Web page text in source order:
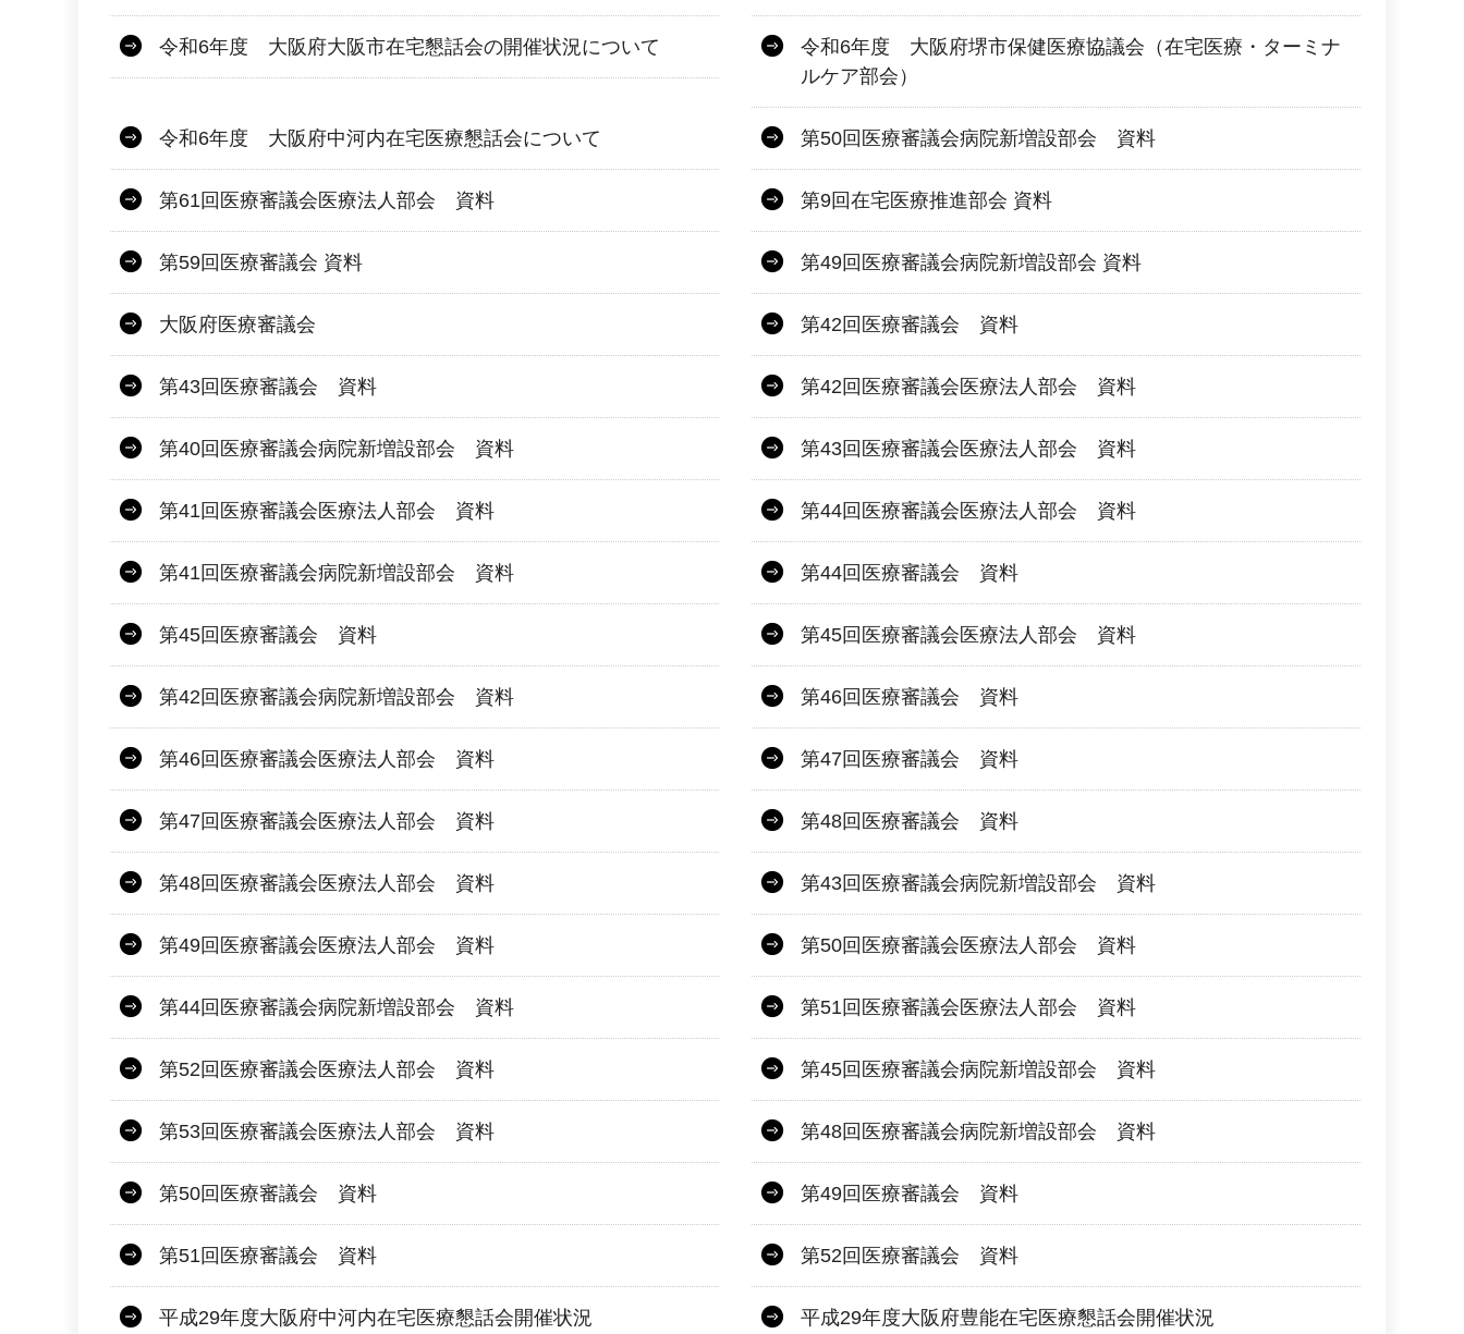
令和6年度 大阪府大阪市在宅懇話会の開催状況について
令和6年度 大阪府堺市保健医療協議会（在宅医療・ターミナ
ルケア部会）
令和6年度 大阪府中河内在宅医療懇話会について 第50回医療審議会病院新増設部会 資料
第61回医療審議会医療法人部会 資料 第9回在宅医療推進部会 資料
第59回医療審議会 資料 第49回医療審議会病院新増設部会 資料
大阪府医療審議会 第42回医療審議会 資料
第43回医療審議会 資料 第42回医療審議会医療法人部会 資料
第40回医療審議会病院新増設部会 資料 第43回医療審議会医療法人部会 資料
第41回医療審議会医療法人部会 資料 第44回医療審議会医療法人部会 資料
第41回医療審議会病院新増設部会 資料 第44回医療審議会 資料
第45回医療審議会 資料 第45回医療審議会医療法人部会 資料
第42回医療審議会病院新増設部会 資料 第46回医療審議会 資料
第46回医療審議会医療法人部会 資料 第47回医療審議会 資料
第47回医療審議会医療法人部会 資料 第48回医療審議会 資料
第48回医療審議会医療法人部会 資料 第43回医療審議会病院新増設部会 資料
第49回医療審議会医療法人部会 資料 第50回医療審議会医療法人部会 資料
第44回医療審議会病院新増設部会 資料 第51回医療審議会医療法人部会 資料
第52回医療審議会医療法人部会 資料 第45回医療審議会病院新増設部会 資料
第53回医療審議会医療法人部会 資料 第48回医療審議会病院新増設部会 資料
第50回医療審議会 資料 第49回医療審議会 資料
第51回医療審議会 資料 第52回医療審議会 資料
平成29年度大阪府中河内在宅医療懇話会開催状況 平成29年度大阪府豊能在宅医療懇話会開催状況